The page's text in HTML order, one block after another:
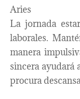
Aries
La jornada
laborales.
manera
sincera ayudará
procura